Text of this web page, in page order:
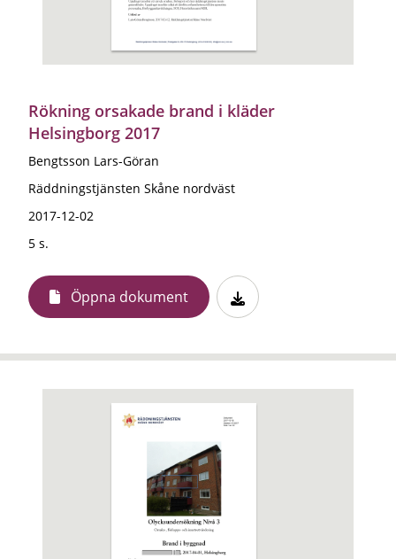
Rökning orsakade brand i kläder
Helsingborg 2017
Bengtsson Lars-Göran
Räddningstjänsten Skåne nordväst
2017-12-02
5 s.
Öppna dokument